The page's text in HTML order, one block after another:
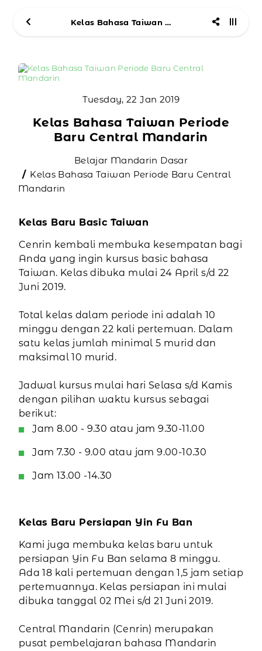
Kelas Bahasa Taiwan Periode Baru Central Mandarin
Tuesday, 22 Jan 2019
Kelas Bahasa Taiwan Periode
Baru Central Mandarin
Belajar Mandarin Dasar
Kelas Bahasa Taiwan Periode Baru Central
Mandarin
Kelas Baru Basic Taiwan
Cenrin kembali membuka kesempatan bagi
Anda yang ingin kursus basic bahasa
Taiwan. Kelas dibuka mulai 24 April s/d 22
Juni 2019.
Total kelas dalam periode ini adalah 10
minggu dengan 22 kali pertemuan. Dalam
satu kelas jumlah minimal 5 murid dan
maksimal 10 murid.
Jadwal kursus mulai hari Selasa s/d Kamis
dengan pilihan waktu kursus sebagai
berikut:
Jam 8.00 - 9.30 atau jam 9.30-11.00
Jam 7.30 - 9.00 atau jam 9.00-10.30
Jam 13.00 -14.30
Kelas Baru Persiapan Yin Fu Ban
Kami juga membuka kelas baru untuk
persiapan Yin Fu Ban selama 8 minggu.
Ada 18 kali pertemuan dengan 1,5 jam setiap
pertemuannya. Kelas persiapan ini mulai
dibuka tanggal 02 Mei s/d 21 Juni 2019.
Central Mandarin (Cenrin) merupakan
pusat pembelajaran bahasa Mandarin